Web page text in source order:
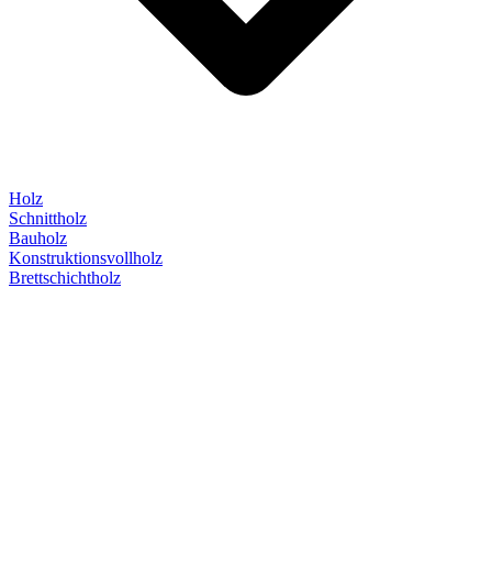
Holz
Schnittholz
Bauholz
Konstruktionsvollholz
Brettschichtholz